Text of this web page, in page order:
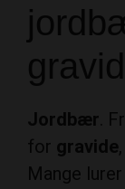
Jordbær .
for gravide
Mange